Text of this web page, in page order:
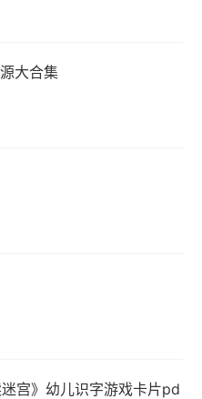
大合集
迷宫》幼儿识字游戏卡片pd